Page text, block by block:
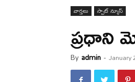
వార్త‌లు స్పాట్ న్యూస్
ప్ర‌ధాని
By admin - January